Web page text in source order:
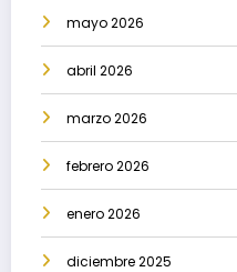
mayo 2026
abril 2026
marzo 2026
febrero 2026
enero 2026
diciembre 2025